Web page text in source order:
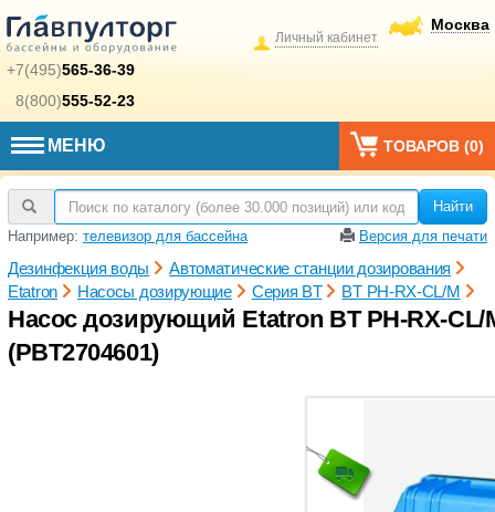
+7(495)565-36-39
8(800)555-52-23
Москва
Личный кабинет
МЕНЮ ТОВАРОВ (0)
Найти
Например: телевизор для бассейна Версия для печати
Дезинфекция воды
Автоматические станции дозирования
Etatron
Насосы дозирующие Серия BT BT PH-RX-CL/M
Насос дозирующий Etatron BT PH-RX-CL/
(PBT2704601)